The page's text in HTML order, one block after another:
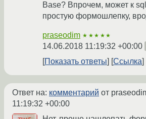
Base? Впрочем, может к
простую формошлепку,
praseodim ★★★★★
14.06.2018 11:19:32 +00:00
Показать ответы Ссылка
Ответ на: комментарий от
11:19:32 +00:00